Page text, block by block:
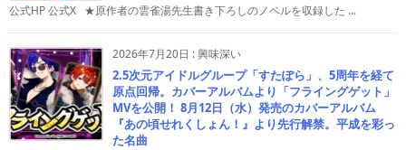
公式HP 公式X ★原作者の雲雀湯先生書き下ろしのノベルを収録した ...
2026年7月20日 :興味深い
2.5次元アイドルグループ「すたぽら」、5周年を経て
原点回帰。カバーアルバムより「フライングゲット」
MVを公開！ 8月12日（水）発売のカバーアルバム
『あの頃せれくしょん！』より先行解禁。平成を彩っ
た名曲